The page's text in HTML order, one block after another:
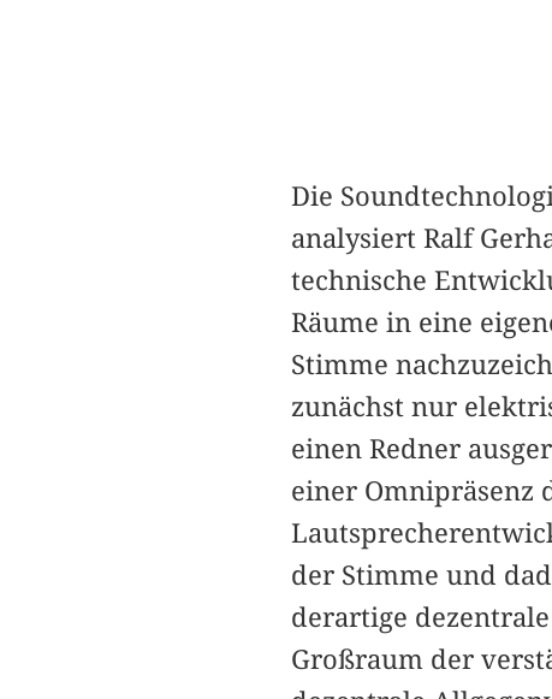
Die
analysiert Ralf
technische
Räume in eine
Stimme
zunächst nur
einen Redner
einer Omnipräsenz
der Stimme und
derartige
Großraum der